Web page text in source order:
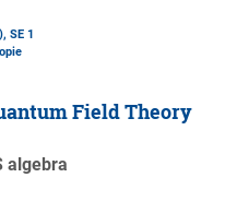
, SE 1
Field Theory
algebra